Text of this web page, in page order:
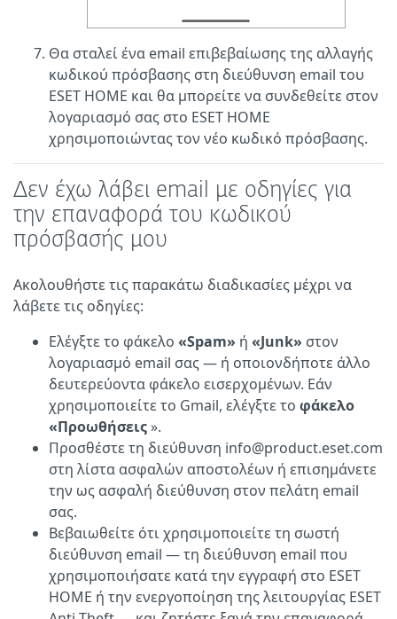
Θα σταλεί ένα email επιβεβαίωσης της αλλαγής
κωδικού πρόσβασης στη διεύθυνση email του
ESET HOME και θα μπορείτε να συνδεθείτε στον
λογαριασμό σας στο ESET HOME
χρησιμοποιώντας τον νέο κωδικό πρόσβασης.
Δεν έχω λάβει email με οδηγίες για
την επαναφορά του κωδικού
πρόσβασής μου
Ακολουθήστε τις παρακάτω διαδικασίες μέχρι να
λάβετε τις οδηγίες:
Ελέγξτε το φάκελο «Spam» ή «Junk» στον
λογαριασμό email σας — ή οποιονδήποτε άλλο
δευτερεύοντα φάκελο εισερχομένων. Εάν
χρησιμοποιείτε το Gmail, ελέγξτε το φάκελο
«Προωθήσεις».
Προσθέστε τη διεύθυνση info@product.eset.com
στη λίστα ασφαλών αποστολέων ή επισημάνετε
την ως ασφαλή διεύθυνση στον πελάτη email
σας.
Βεβαιωθείτε ότι χρησιμοποιείτε τη σωστή
διεύθυνση email — τη διεύθυνση email που
χρησιμοποιήσατε κατά την εγγραφή στο ESET
HOME ή την ενεργοποίηση της λειτουργίας ESET